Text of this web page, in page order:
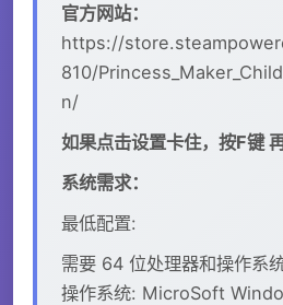
官方网站：
https://
810/
n/
如果点击设置卡住，按F键
系统需求：
最低配置:
需要 64 位处理器和操作系
操作系统: MicroSoft